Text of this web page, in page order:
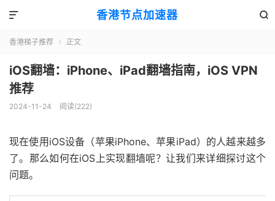
香港节点加速器 

香港梯子推荐  正文
iOS翻墙：iPhone、iPad翻墙指南，iOS VPN
推荐
2024-11-24 阅读(222)
现在使用iOS设备（苹果iPhone、苹果iPad）的人越来越多
了。那么如何在iOS上实现翻墙呢？让我们来详细探讨这个
问题。